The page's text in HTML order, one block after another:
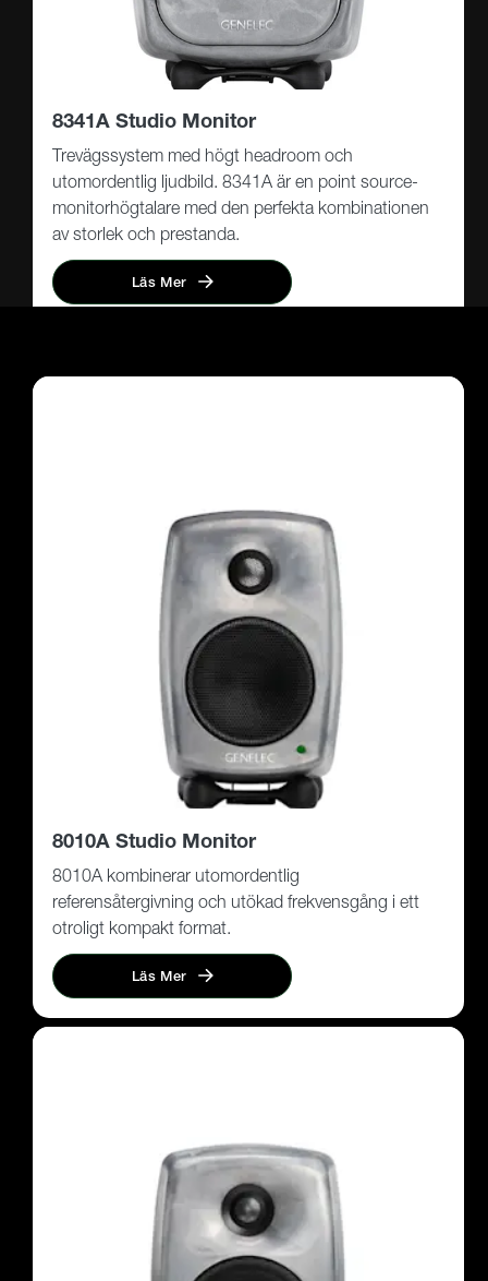
8341A Studio Monitor
Trevägssystem med högt headroom och
utomordentlig ljudbild. 8341A är en point source-
monitorhögtalare med den perfekta kombinationen
av storlek och prestanda.
Läs Mer
8010A Studio Monitor
8010A kombinerar utomordentlig
referensåtergivning och utökad frekvensgång i ett
otroligt kompakt format.
Läs Mer